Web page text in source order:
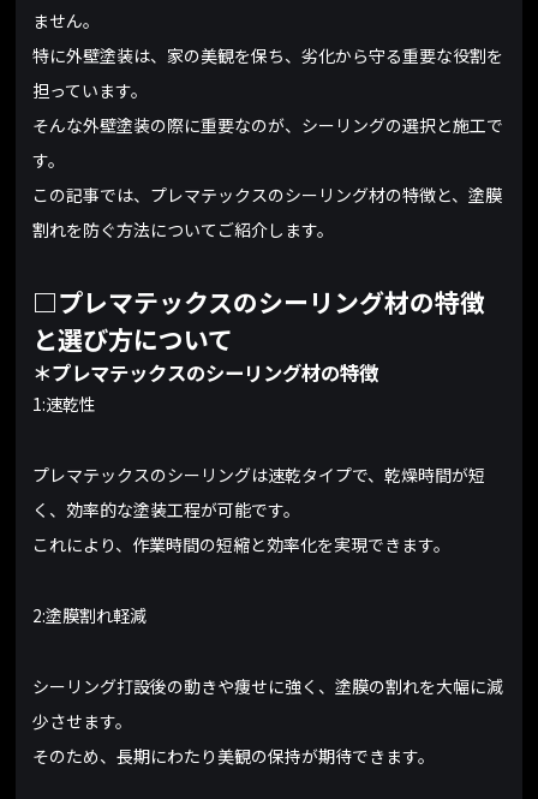
ません。
特に外壁塗装は、家の美観を保ち、劣化から守る重要な役割を
担っています。
そんな外壁塗装の際に重要なのが、シーリングの選択と施工で
す。
この記事では、プレマテックスのシーリング材の特徴と、塗膜
割れを防ぐ方法についてご紹介します。
□プレマテックスのシーリング材の特徴
と選び方について
＊プレマテックスのシーリング材の特徴
1:速乾性
プレマテックスのシーリングは速乾タイプで、乾燥時間が短
く、効率的な塗装工程が可能です。
これにより、作業時間の短縮と効率化を実現できます。
2:塗膜割れ軽減
シーリング打設後の動きや痩せに強く、塗膜の割れを大幅に減
少させます。
そのため、長期にわたり美観の保持が期待できます。